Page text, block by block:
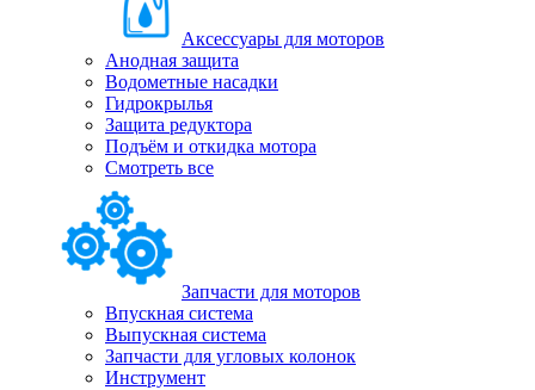
Аксессуары для моторов
Анодная защита
Водометные насадки
Гидрокрылья
Защита редуктора
Подъём и откидка мотора
Смотреть все
Запчасти для моторов
Впускная система
Выпускная система
Запчасти для угловых колонок
Инструмент